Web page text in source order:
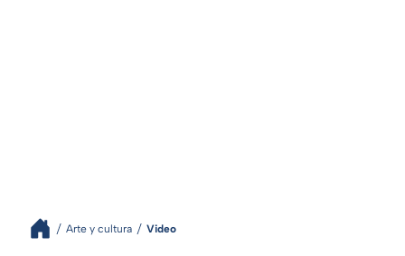
Arte y cultura Video